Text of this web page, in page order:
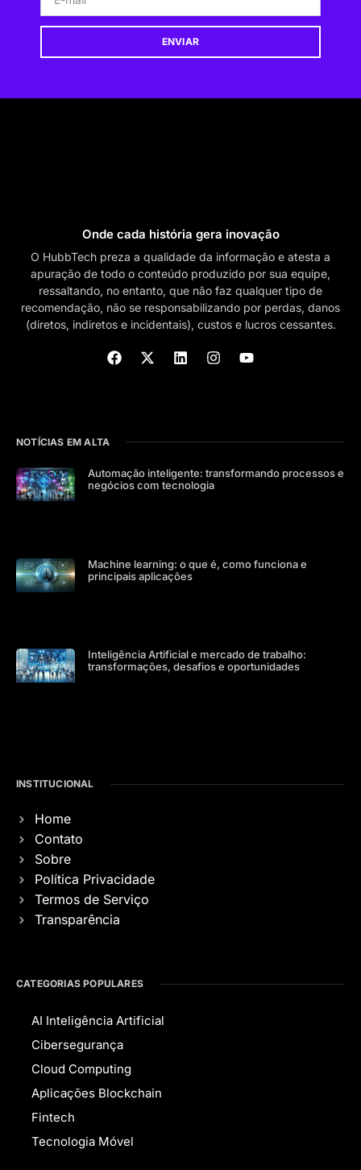
ENVIAR
Onde cada história gera inovação
O HubbTech preza a qualidade da informação e atesta a
apuração de todo o conteúdo produzido por sua equipe,
ressaltando, no entanto, que não faz qualquer tipo de
recomendação, não se responsabilizando por perdas, danos
(diretos, indiretos e incidentais), custos e lucros cessantes.
NOTÍCIAS EM ALTA
Automação inteligente: transformando processos e
negócios com tecnologia
Machine learning: o que é, como funciona e
principais aplicações
Inteligência Artificial e mercado de trabalho:
transformações, desafios e oportunidades
INSTITUCIONAL
Home
Contato
Sobre
Política Privacidade
Termos de Serviço
Transparência
CATEGORIAS POPULARES
AI Inteligência Artificial
Cibersegurança
Cloud Computing
Aplicações Blockchain
Fintech
Tecnologia Móvel